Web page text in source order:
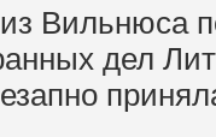
Вильнюса
дел